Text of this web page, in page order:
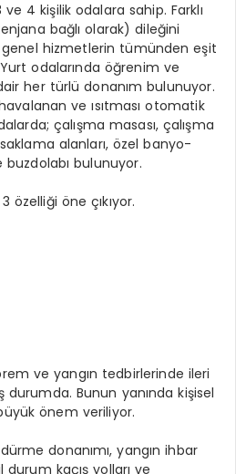
ve 4 kişilik odalara sahip. Farklı
bağlı olarak) dileğini
hizmetlerin tümünden eşit
odalarında öğrenim ve
her türlü donanım bulunuyor.
ve ısıtması otomatik
çalışma masası, çalışma
alanları, özel banyo-
bulunuyor.
özelliği öne çıkıyor.
ve yangın tedbirlerinde ileri
durumda. Bunun yanında kişisel
önem veriliyor.
donanımı, yangın ihbar
kaçış yolları ve